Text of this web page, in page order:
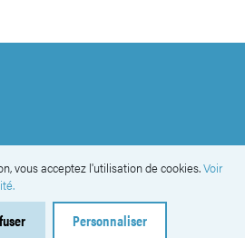
vous acceptez l'utilisation de cookies.Voir
Personnaliser